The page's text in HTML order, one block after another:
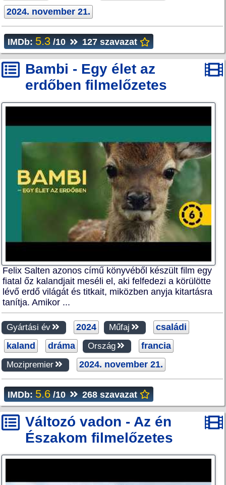
2024. november 21.
IMDb: 5.3 /10 127 szavazat
Bambi - Egy élet az
erdőben filmelőzetes
Felix Salten azonos című könyvéből készült film egy
fiatal őz kalandjait meséli el, aki felfedezi a körülötte
lévő erdő világát és titkait, miközben anyja kitartásra
tanítja. Amikor ...
Gyártási év 2024 Műfaj
családi
kaland
dráma Ország francia
Mozipremier 2024. november 21.
IMDb: 5.6 /10 268 szavazat
Változó vadon - Az én
Északom filmelőzetes